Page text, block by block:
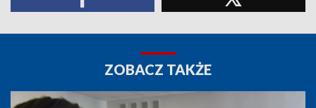
ZOBACZ TAKŻE